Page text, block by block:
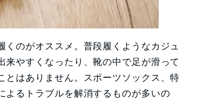
くのがオススメ。普段履くようなカジュ
やすくなったり、靴の中で足が滑って
とはありません。スポーツソックス、特
よるトラブルを解消するものが多いの